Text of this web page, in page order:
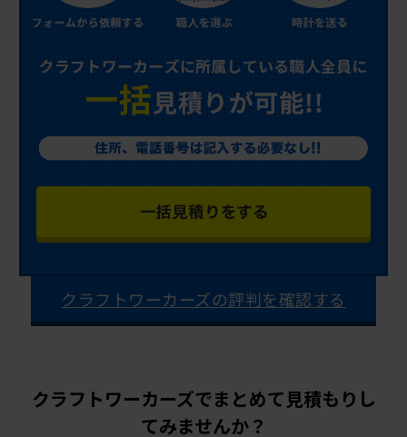
クラフトワーカーズの評判を確認する
クラフトワーカーズでまとめて見積もりし
てみませんか？